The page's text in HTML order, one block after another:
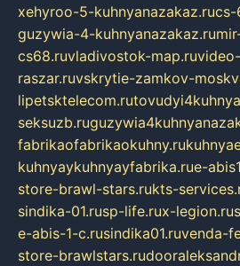
xehyroo-5-kuhnyanazakaz.rucs-
guzywia-4-kuhnyanazakaz.ru
cs68.ruvladivostok-map.ru
raszar.ruvskrytie-zamkov-
lipetsktelecom.ru
seksuzb.ru
fabrikaofabrikaokuhny.ru
kuhnyaykuhnyayfabrika.rue-
store-brawl-stars.rukts-
sindika-01.rusp-life.rux-legion.ru
e-abis-1-c.rusindika01.ruvenda-
store-brawlstars.ru